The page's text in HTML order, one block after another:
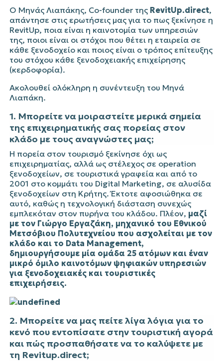
Ο Μηνάς Λιαπάκης, Co-founder τηςRevitUp.direct,
απάντησε στις ερωτήσεις μας για το πως ξεκίνησε η
RevitUp, ποια είναι η καινοτομία των υπηρεσιών
της, ποιοι είναι οι στόχοι που θέτει η εταιρεία σε
κάθε ξενοδοχείο και ποιος είναι ο τρόπος επίτευξης
του στόχου κάθε ξενοδοχειακής επιχείρησης
(κερδοφορία).
Ακολουθεί ολόκληρη η συνέντευξη του Μηνά
Λιαπάκη.
1. Μπορείτε να μοιραστείτε μερικά σημεία
της επιχειρηματικής σας πορείας στον
κλάδο με τους αναγνώστες μας;
Η πορεία στον τουρισμό ξεκίνησε όχι ως
επιχειρηματίας, αλλά ως στέλεχος σε operation
ξενοδοχείων, σε τουριστικά γραφεία και από το
2001 στο κομμάτι του Digital Marketing, σε αλυσίδα
ξενοδοχείων στη Κρήτης. Έκτοτε αφοσιώθηκα σε
αυτό, καθώς η τεχνολογική διάσταση συνεχώς
εμπλεκόταν στον πυρήνα του κλάδου. Πλέον, μαζί
με τον Γιώργο Εργαζάκη, μηχανικό του Εθνικού
Μετσόβιου Πολυτεχνείου που ασχολείται με τον
κλάδο και το Data Management,
δημιουργήσουμε μία ομάδα 25 ατόμων και έναν
μικρό όμιλο καινοτόμων ψηφιακών υπηρεσιών
για ξενοδοχειακές και τουριστικές
επιχειρήσεις.
2. Μπορείτε να μας πείτε λίγα λόγια για το
κενό που εντοπίσατε στην τουριστική αγορά
και πώς προσπαθήσατε να το καλύψετε με
τη Revitup.direct;